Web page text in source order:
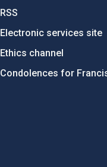
RSS
Electronic services site
Ethics channel
Condolences for